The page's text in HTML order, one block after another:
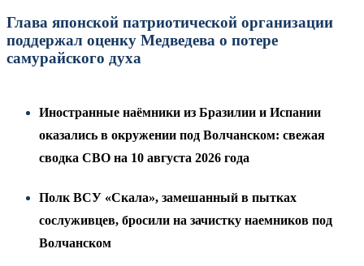
Глава японской патриотической организации
поддержал оценку Медведева о потере
самурайского духа
Иностранные наёмники из Бразилии и Испании
оказались в окружении под Волчанском: свежая
сводка СВО на 10 августа 2026 года
Полк ВСУ «Скала», замешанный в пытках
сослуживцев, бросили на зачистку наемников под
Волчанском